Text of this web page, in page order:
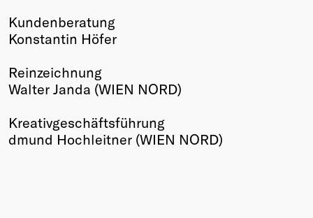
Kundenberatung
Konstantin Höfer
Reinzeichnung
Walter Janda (WIEN NORD)
Kreativgeschäftsführung
dmund Hochleitner (WIEN NORD)